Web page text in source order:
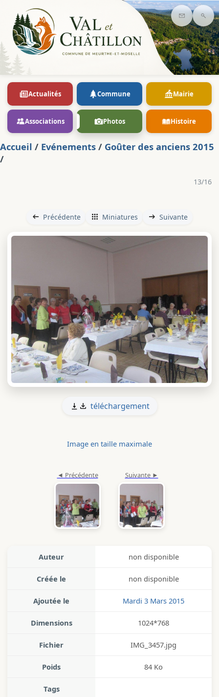
Contact
Actualités Commune Mairie
Associations Photos Histoire
Accueil / Evénements / Goûter des anciens 2015
/
13/16
Précédente Miniatures Suivante
téléchargement
Image en taille maximale
Auteur non disponible
Créée le non disponible
Ajoutée le Mardi 3 Mars 2015
Dimensions 1024*768
Fichier IMG_3457.jpg
Poids 84 Ko
Tags